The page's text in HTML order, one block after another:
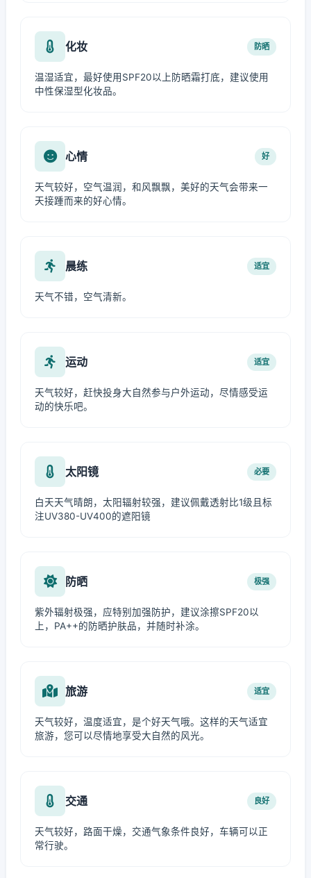
化妆 防晒
温湿适宜，最好使用SPF20以上防晒霜打底，建议使用
中性保湿型化妆品。
心情 好
天气较好，空气温润，和风飘飘，美好的天气会带来一
天接踵而来的好心情。
晨练 适宜
天气不错，空气清新。
运动 适宜
天气较好，赶快投身大自然参与户外运动，尽情感受运
动的快乐吧。
太阳镜 必要
白天天气晴朗，太阳辐射较强，建议佩戴透射比1级且标
注UV380-UV400的遮阳镜
防晒 极强
紫外辐射极强，应特别加强防护，建议涂擦SPF20以
上，PA++的防晒护肤品，并随时补涂。
旅游 适宜
天气较好，温度适宜，是个好天气哦。这样的天气适宜
旅游，您可以尽情地享受大自然的风光。
交通 良好
天气较好，路面干燥，交通气象条件良好，车辆可以正
常行驶。